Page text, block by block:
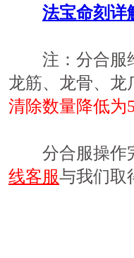
法宝命刻详
注：分合服维
龙筋、龙骨、龙
清除数量降低为
分合服操作完
线客服与我们取